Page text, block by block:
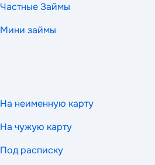
Частные Займы
Мини займы
На неименную карту
На чужую карту
Под расписку